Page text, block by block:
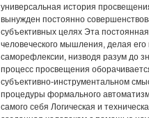
универсальная история
вынужден постоянно
субъективных целях Эта
человеческого мышления, делая
саморефлексии, низводя разум до
процесс просвещения
субъективно-инструментальном
процедуры формального
самого себя Логическая и